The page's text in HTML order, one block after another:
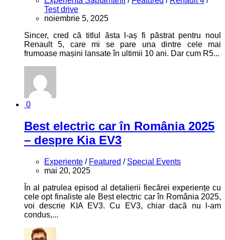
Test drive
noiembrie 5, 2025
Sincer, cred că titlul ăsta l-aș fi păstrat pentru noul
Renault 5, care mi se pare una dintre cele mai
frumoase mașini lansate în ultimii 10 ani. Dar cum R5...
0
Best electric car în România 2025
– despre Kia EV3
Experiente / Featured / Special Events
mai 20, 2025
În al patrulea episod al detalierii fiecărei experiențe cu
cele opt finaliste ale Best electric car în România 2025,
voi descrie KIA EV3. Cu EV3, chiar dacă nu l-am
condus,...